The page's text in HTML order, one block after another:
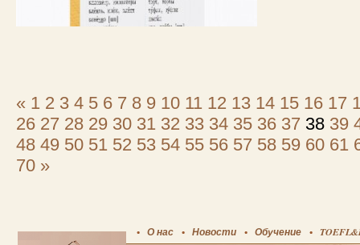
« 1 2 3 4 5 6 7 8 9 10 11 12 13 14 15 16 17
26 27 28 29 30 31 32 33 34 35 36 37 38 39
48 49 50 51 52 53 54 55 56 57 58 59 60 61
70 »
О нас Новости Обучение